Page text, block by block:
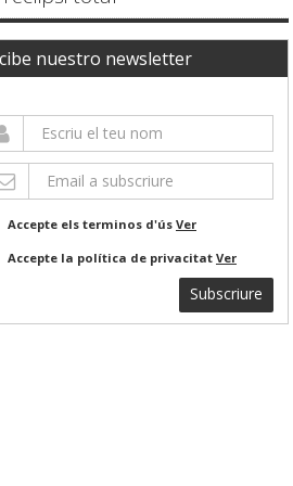
nuestro newsletter
Accepte els terminos d'ús Ver
Accepte la política de privacitat Ver
Subscriure